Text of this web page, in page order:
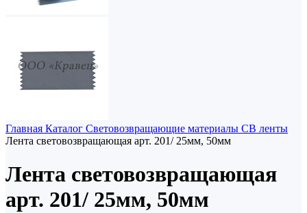
Главная Каталог Световозвращающие материалы СВ ленты
Лента световозвращающая арт. 201/ 25мм, 50мм
Лента световозвращающая
арт. 201/ 25мм, 50мм